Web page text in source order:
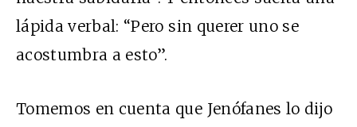
lápida verbal: “Pero sin querer uno se
acostumbra a esto”.
Tomemos en cuenta que Jenófanes lo dijo